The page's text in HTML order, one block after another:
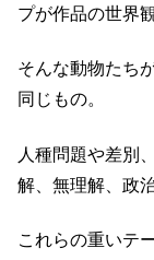
プが作品の世界
そんな動物たち
同じもの。
人種問題や差別
解、無理解、政
これらの重いテ